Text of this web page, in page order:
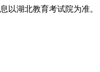
以湖北教育考试院为准。